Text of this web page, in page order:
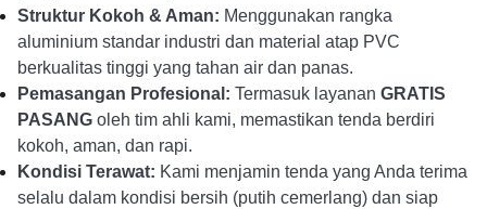
Struktur Kokoh & Aman: Menggunakan rangka
aluminium standar industri dan material atap PVC
berkualitas tinggi yang tahan air dan panas.
Pemasangan Profesional: Termasuk layanan GRATIS
PASANG oleh tim ahli kami, memastikan tenda berdiri
kokoh, aman, dan rapi.
Kondisi Terawat: Kami menjamin tenda yang Anda terima
selalu dalam kondisi bersih (putih cemerlang) dan siap